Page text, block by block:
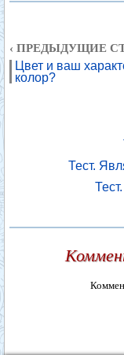
‹ ПРЕДЫДУЩИЕ
Цвет и ваш
колор?
Тест.